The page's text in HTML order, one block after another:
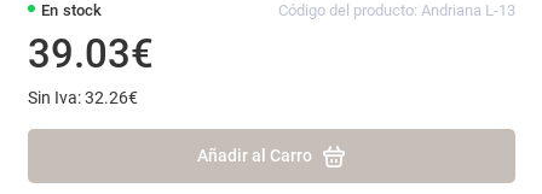
En stock Código del producto: Andriana L-13
39.03€
Sin Iva: 32.26€
Añadir al Carro